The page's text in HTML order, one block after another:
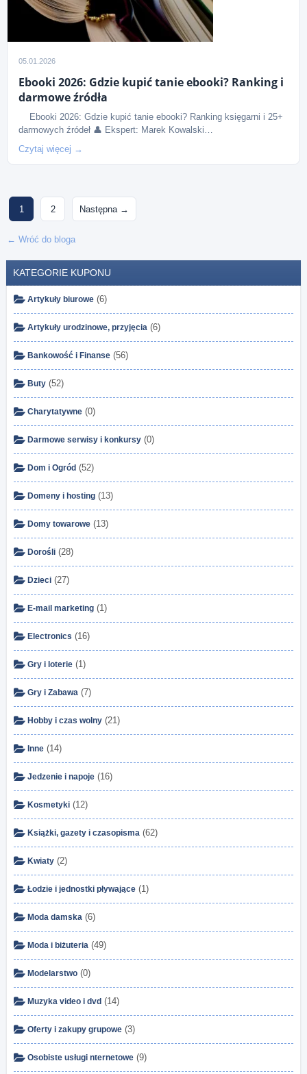
05.01.2026
Ebooki 2026: Gdzie kupić tanie ebooki? Ranking i
darmowe źródła
Ebooki 2026: Gdzie kupić tanie ebooki? Ranking księgarni i 25+
darmowych źródeł 👤 Ekspert: Marek Kowalski…
Czytaj więcej →
Stronicowanie
wpisów
1 2 Następna →
← Wróć do bloga
KATEGORIE KUPONU
Artykuły biurowe (6)
Artykuły urodzinowe, przyjęcia (6)
Bankowość i Finanse (56)
Buty (52)
Charytatywne (0)
Darmowe serwisy i konkursy (0)
Dom i Ogród (52)
Domeny i hosting (13)
Domy towarowe (13)
Dorośli (28)
Dzieci (27)
E-mail marketing (1)
Electronics (16)
Gry i loterie (1)
Gry i Zabawa (7)
Hobby i czas wolny (21)
Inne (14)
Jedzenie i napoje (16)
Kosmetyki (12)
Książki, gazety i czasopisma (62)
Kwiaty (2)
Łodzie i jednostki pływające (1)
Moda damska (6)
Moda i biżuteria (49)
Modelarstwo (0)
Muzyka video i dvd (14)
Oferty i zakupy grupowe (3)
Osobiste usługi nternetowe (9)